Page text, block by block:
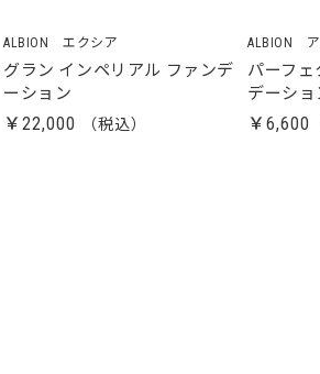
ALBION エクシア
グラン インペリアル ファンデ
ーション
￥22,000
ALBION
パーフェ
デーショ
￥6,600